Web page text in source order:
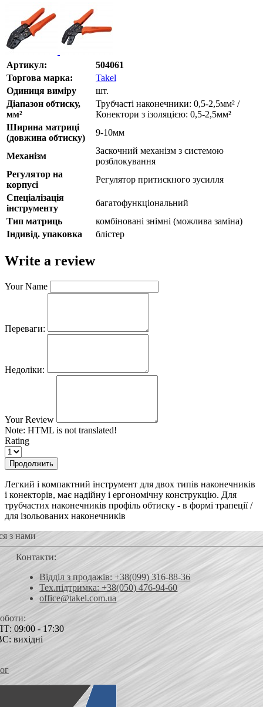
Артикул:
504061
Торгова марка:
Takel
Одиниця виміру
шт.
Діапазон обтиску,
мм²
Трубчасті наконечники: 0,5-2,5мм² /
Конектори з ізоляцією: 0,5-2,5мм²
Ширина матриці
(довжина обтиску)
9-10мм
Механізм
Заскочний механізм з системою
розблокування
Регулятор на
корпусі
Регулятор притискного зусилля
Спеціалізація
інструменту
багатофункціональний
Тип матриць
комбіновані знімні (можлива заміна)
Індивід. упаковка
блістер
Write a review
Your Name
Переваги:
Недоліки:
Your Review
Note: HTML is not translated!
Rating
Продолжить
Легкий і компактний інструмент для двох типів наконечників
і конекторів, має надійну і ергономічну конструкцію. Для
трубчастих наконечників профіль обтиску - в формі трапеції /
для ізольованих наконечників
з нами
Контакти:
Відділ з продажів: +38(099) 316-88-36
Тех.підтримка: +38(050) 476-94-60
office@takel.com.ua
09:00 - 17:30
вихідні